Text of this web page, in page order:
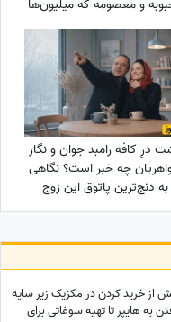
و معصومه که میلیون‌ها
بار دیده شد
درِ کافه رامبد جوان و نگار
چه خبر است؟ نگاهی
به دنج‌ترین پاتوق این زوج
دکوراسیون مینیمال،
چیزکیک سن‌سباستین
از خرید کردن در مکزیک زیر سایه
نفره برای رفتن به هایپر تا تهیه سوغاتی برای